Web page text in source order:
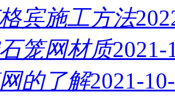
宾施工方法
笼网材质2021-
的了解2021-